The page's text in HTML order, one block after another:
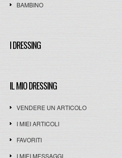
BAMBINO
I DRESSING
IL MIO DRESSING
VENDERE UN ARTICOLO
I MIEI ARTICOLI
FAVORITI
I MIEI MESSAGGI